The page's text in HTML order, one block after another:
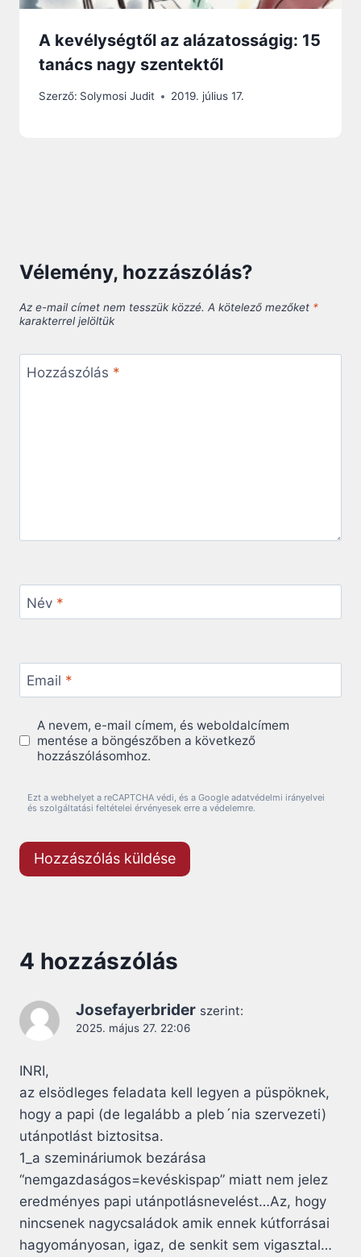
A kevélységtől az alázatosságig: 15
tanács nagy szentektől
Szerző: Solymosi Judit 2019. július 17.
Vélemény, hozzászólás?
Az e-mail címet nem tesszük közzé. A kötelező mezőket *
karakterrel jelöltük
Hozzászólás *
Név *
Email *
A nevem, e-mail címem, és weboldalcímem
mentése a böngészőben a következő
hozzászólásomhoz.
Ezt a webhelyet a reCAPTCHA védi, és a Google adatvédelmi irányelvei
és szolgáltatási feltételei érvényesek erre a védelemre.
4 hozzászólás
Josefayerbrider szerint:
2025. május 27. 22:06
INRI,
az elsödleges feladata kell legyen a püspöknek,
hogy a papi (de legalább a pleb´nia szervezeti)
utánpotlást biztositsa.
1_a szemináriumok bezárása
“nemgazdaságos=kevéskispap” miatt nem jelez
eredményes papi utánpotlásnevelést…Az, hogy
nincsenek nagycsaládok amik ennek kútforrásai
hagyományosan, igaz, de senkit sem vigasztal…